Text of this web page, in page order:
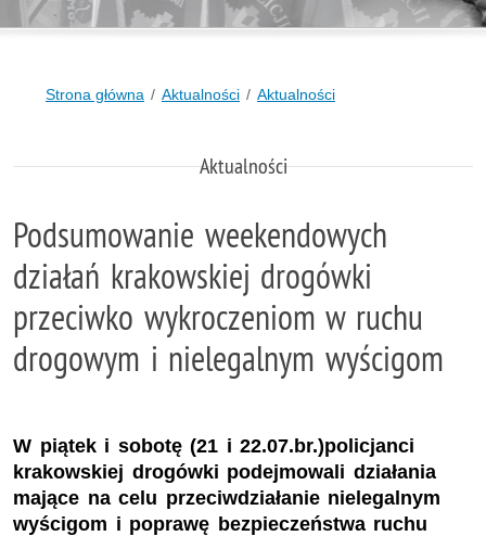
Strona główna Aktualności Aktualności
Aktualności
Podsumowanie weekendowych
działań krakowskiej drogówki
przeciwko wykroczeniom w ruchu
drogowym i nielegalnym wyścigom
W piątek i sobotę (21 i 22.07.br.)policjanci
krakowskiej drogówki podejmowali działania
mające na celu przeciwdziałanie nielegalnym
wyścigom i poprawę bezpieczeństwa ruchu